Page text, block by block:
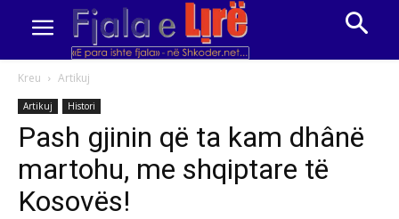
Kreu Artikuj
Artikuj Histori
Pash gjinin që ta kam dhânë
martohu, me shqiptare të
Kosovës!